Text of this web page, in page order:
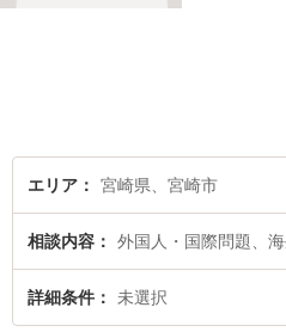
エリア 宮崎県、宮崎市
相談内容
詳細条件 未選択